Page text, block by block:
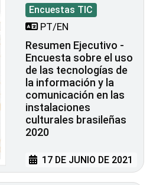
Encuestas TIC
PT/EN
Resumen Ejecutivo -
Encuesta sobre el uso
de las tecnologías de
la información y la
comunicación en las
instalaciones
culturales brasileñas
2020
17 DE JUNIO DE 2021